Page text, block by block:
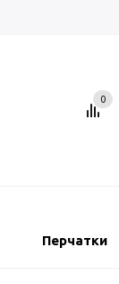
0
Перчатки